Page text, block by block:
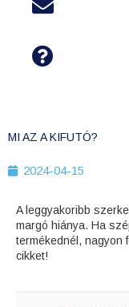
MI AZ A KIFUTÓ?
2024-04-15
A leggyakoribb
margó hiánya. Ha
termékednél, nagyon
cikket!